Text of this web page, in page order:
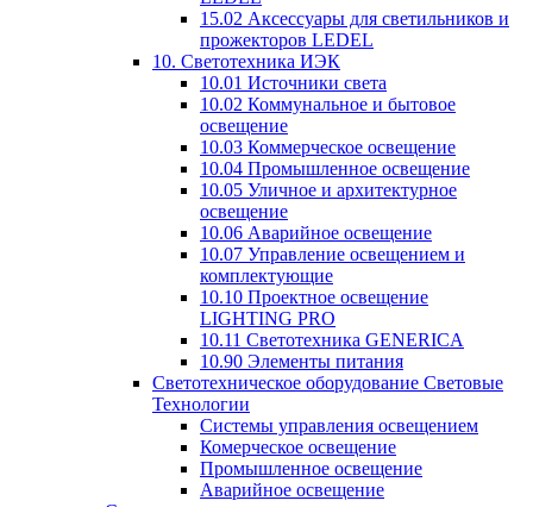
15.02 Аксессуары для светильников и
прожекторов LEDEL
10. Светотехника ИЭК
10.01 Источники света
10.02 Коммунальное и бытовое
освещение
10.03 Коммерческое освещение
10.04 Промышленное освещение
10.05 Уличное и архитектурное
освещение
10.06 Аварийное освещение
10.07 Управление освещением и
комплектующие
10.10 Проектное освещение
LIGHTING PRO
10.11 Светотехника GENERICA
10.90 Элементы питания
Светотехническое оборудование Световые
Технологии
Системы управления освещением
Комерческое освещение
Промышленное освещение
Аварийное освещение